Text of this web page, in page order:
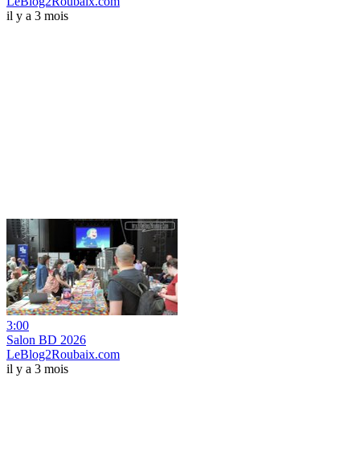
il y a 3 mois
3:00
Salon BD 2026
LeBlog2Roubaix.com
il y a 3 mois